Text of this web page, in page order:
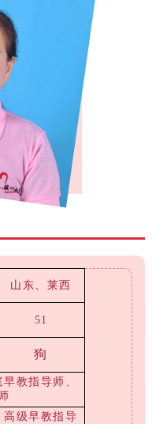
山东、莱西
51
狗
教指导师、
级早教指导